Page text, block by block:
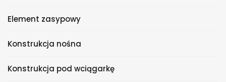
Element zasypowy
Konstrukcja nośna
Konstrukcja pod wciągarkę